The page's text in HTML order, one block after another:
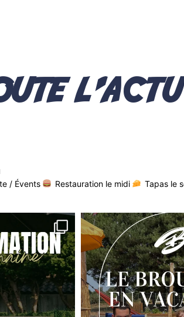
l'actu
/ Évents Restauration le midi Tapas le